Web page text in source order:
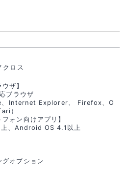
クロス
ウザ】
ブラウザ
、Internet Explorer、 Firefox、O
）
フォン向けアプリ】
、Android OS 4.1以上
グオプション